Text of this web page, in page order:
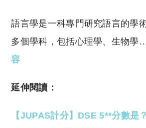
語言學是一科專門研究語言的學
多個學科，包括心理學、生物學
容
延伸閱讀：
【JUPAS計分】DSE 5**分數是